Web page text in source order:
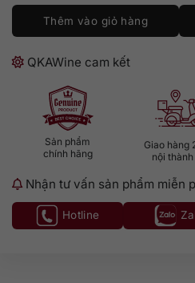
Thêm vào giỏ hàng
QKAWine cam kết
Sản phẩm
chính hãng
Giao hàng
nội
Nhận tư vấn sản phẩm miễn
Hotline